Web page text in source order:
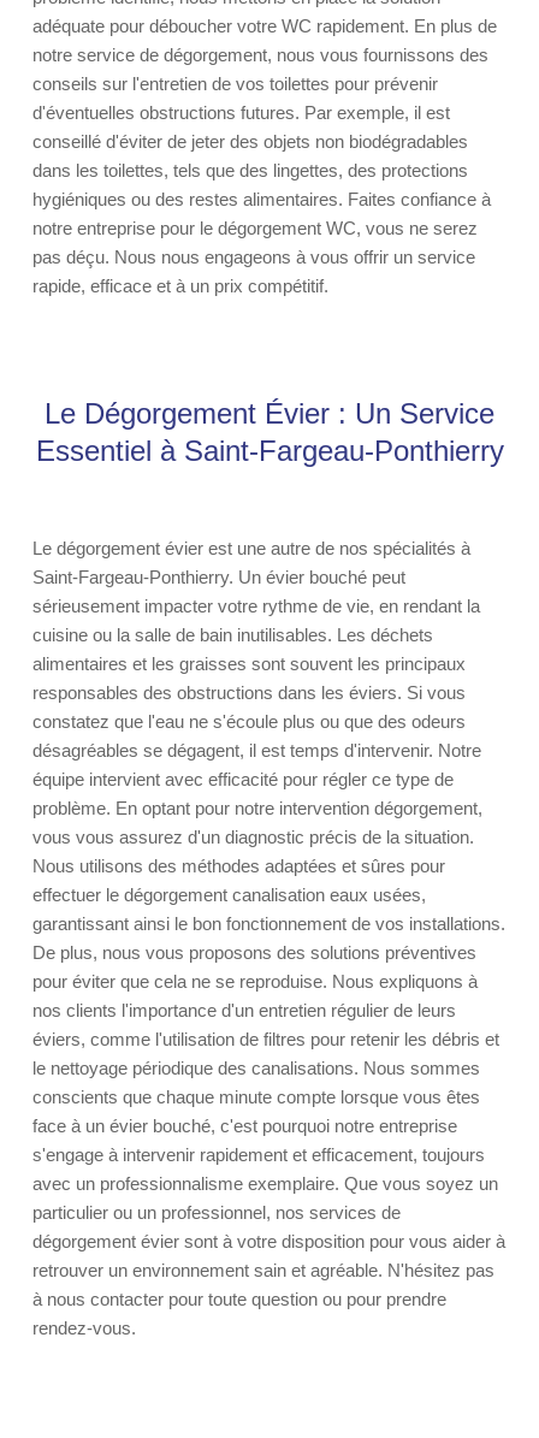
adéquate pour déboucher votre WC rapidement. En plus de
notre service de dégorgement, nous vous fournissons des
conseils sur l'entretien de vos toilettes pour prévenir
d'éventuelles obstructions futures. Par exemple, il est
conseillé d'éviter de jeter des objets non biodégradables
dans les toilettes, tels que des lingettes, des protections
hygiéniques ou des restes alimentaires. Faites confiance à
notre entreprise pour le dégorgement WC, vous ne serez
pas déçu. Nous nous engageons à vous offrir un service
rapide, efficace et à un prix compétitif.
Le Dégorgement Évier : Un Service
Essentiel à Saint-Fargeau-Ponthierry
Le dégorgement évier est une autre de nos spécialités à
Saint-Fargeau-Ponthierry. Un évier bouché peut
sérieusement impacter votre rythme de vie, en rendant la
cuisine ou la salle de bain inutilisables. Les déchets
alimentaires et les graisses sont souvent les principaux
responsables des obstructions dans les éviers. Si vous
constatez que l'eau ne s'écoule plus ou que des odeurs
désagréables se dégagent, il est temps d'intervenir. Notre
équipe intervient avec efficacité pour régler ce type de
problème. En optant pour notre intervention dégorgement,
vous vous assurez d'un diagnostic précis de la situation.
Nous utilisons des méthodes adaptées et sûres pour
effectuer le dégorgement canalisation eaux usées,
garantissant ainsi le bon fonctionnement de vos installations.
De plus, nous vous proposons des solutions préventives
pour éviter que cela ne se reproduise. Nous expliquons à
nos clients l'importance d'un entretien régulier de leurs
éviers, comme l'utilisation de filtres pour retenir les débris et
le nettoyage périodique des canalisations. Nous sommes
conscients que chaque minute compte lorsque vous êtes
face à un évier bouché, c'est pourquoi notre entreprise
s'engage à intervenir rapidement et efficacement, toujours
avec un professionnalisme exemplaire. Que vous soyez un
particulier ou un professionnel, nos services de
dégorgement évier sont à votre disposition pour vous aider à
retrouver un environnement sain et agréable. N'hésitez pas
à nous contacter pour toute question ou pour prendre
rendez-vous.